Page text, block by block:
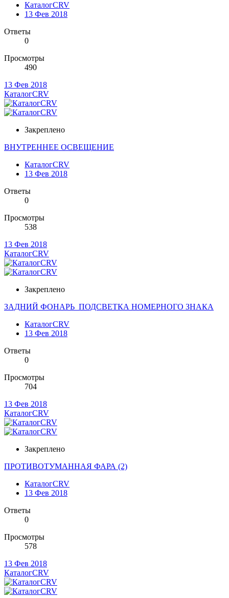
КаталогCRV
13 Фев 2018
Ответы
0
Просмотры
490
13 Фев 2018
КаталогCRV
Закреплено
ВНУТРЕННЕЕ ОСВЕЩЕНИЕ
КаталогCRV
13 Фев 2018
Ответы
0
Просмотры
538
13 Фев 2018
КаталогCRV
Закреплено
ЗАДНИЙ ФОНАРЬ_ПОДСВЕТКА НОМЕРНОГО ЗНАКА
КаталогCRV
13 Фев 2018
Ответы
0
Просмотры
704
13 Фев 2018
КаталогCRV
Закреплено
ПРОТИВОТУМАННАЯ ФАРА (2)
КаталогCRV
13 Фев 2018
Ответы
0
Просмотры
578
13 Фев 2018
КаталогCRV